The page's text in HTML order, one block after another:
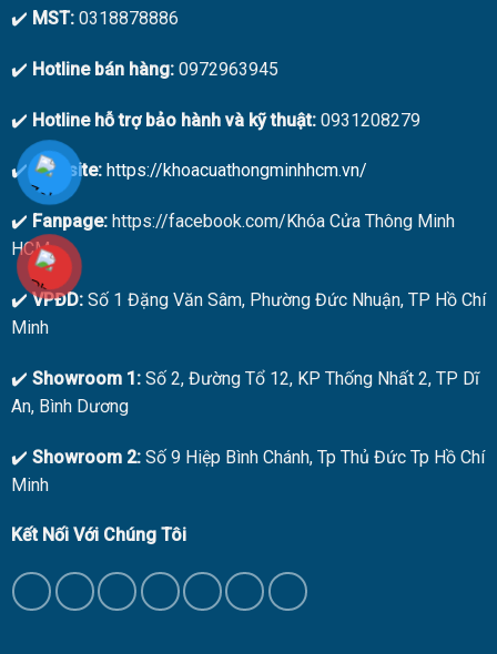
✔️ MST:0318878886
✔️ Hotline bán hàng:0972963945
✔️ Hotline hỗ trợ bảo hành và kỹ thuật:0931208279
✔️ Website: https://khoacuathongminhhcm.vn/
✔️ Fanpage:https://facebook.com/Khóa Cửa Thông Minh
HCM
✔️VPĐD: Số 1 Đặng Văn Sâm, Phường Đức Nhuận, TP Hồ Chí
Minh
✔️ Showroom 1:Số 2, Đường Tổ 12, KP Thống Nhất 2, TP Dĩ
An, Bình Dương
✔️ Showroom 2:Số 9 Hiệp Bình Chánh, Tp Thủ Đức Tp Hồ Chí
Minh
Kết Nối Với Chúng Tôi